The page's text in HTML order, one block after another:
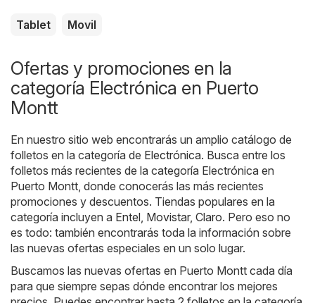
Tablet Movil
Ofertas y promociones en la
categoría Electrónica en Puerto
Montt
En nuestro sitio web encontrarás un amplio catálogo de
folletos en la categoría de Electrónica. Busca entre los
folletos más recientes de la categoría Electrónica en
Puerto Montt, donde conocerás las más recientes
promociones y descuentos. Tiendas populares en la
categoría incluyen a Entel, Movistar, Claro. Pero eso no
es todo: también encontrarás toda la información sobre
las nuevas ofertas especiales en un solo lugar.
Buscamos las nuevas ofertas en Puerto Montt cada día
para que siempre sepas dónde encontrar los mejores